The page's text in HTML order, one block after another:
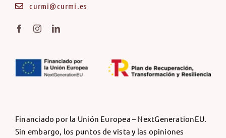
curmi@curmi.es
Financiado por la Unión Europea – NextGenerationEU.
Sin embargo, los puntos de vista y las opiniones